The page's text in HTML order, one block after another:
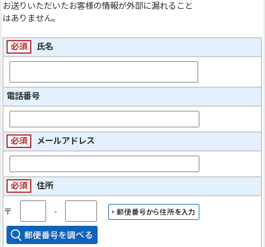
お送りいただいたお客様の情報が外部に漏れること
はありません。
必須 氏名
電話番号
必須 メールアドレス
必須 住所
〒 ‐